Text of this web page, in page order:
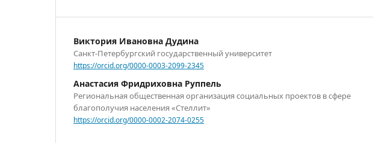
Виктория Ивановна Дудина
Санкт-Петербургский государственный университет
https://orcid.org/0000-0003-2099-2345
Анастасия Фридриховна Руппель
Региональная общественная организация социальных проектов в сфере
благополучия населения «Стеллит»
https://orcid.org/0000-0002-2074-0255